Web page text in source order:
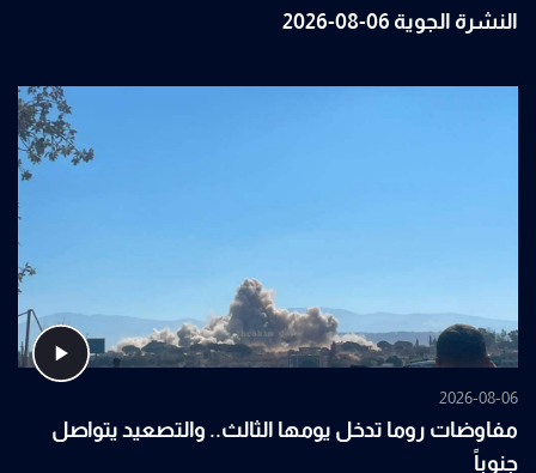
النشرة الجوية 06-08-2026
2026-08-06
مفاوضات روما تدخل يومها الثالث.. والتصعيد يتواصل
جنوباً